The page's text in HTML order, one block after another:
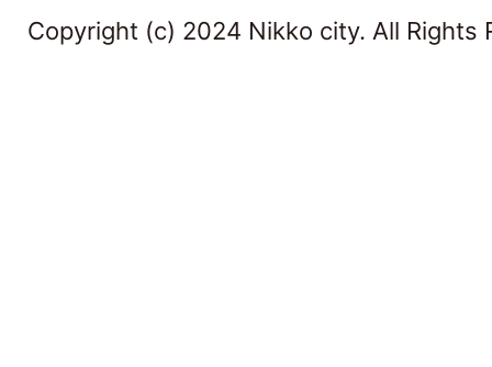
Copyright (c) 2024 Nikko city. All Rights